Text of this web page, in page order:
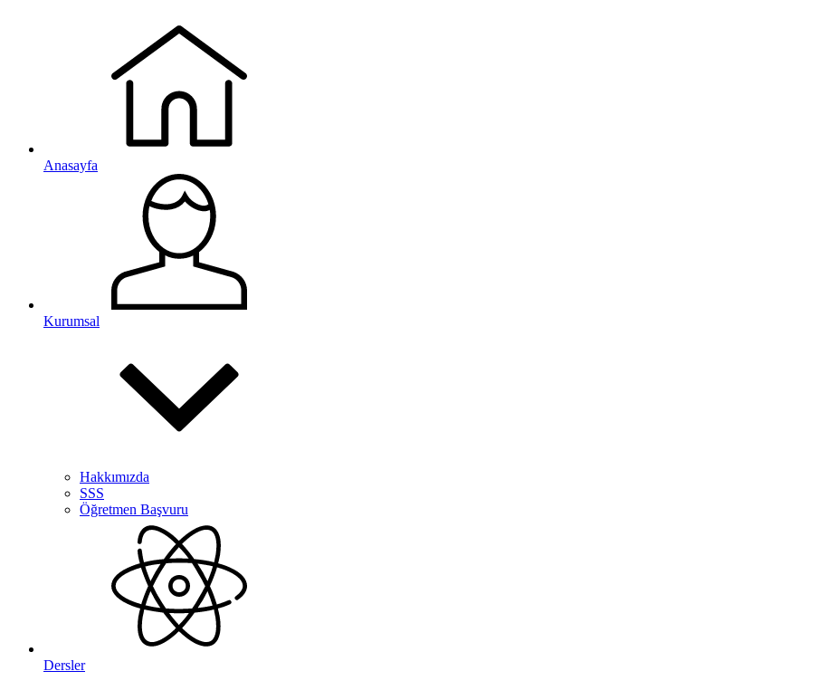
Anasayfa
Kurumsal
Hakkımızda
SSS
Öğretmen Başvuru
Dersler